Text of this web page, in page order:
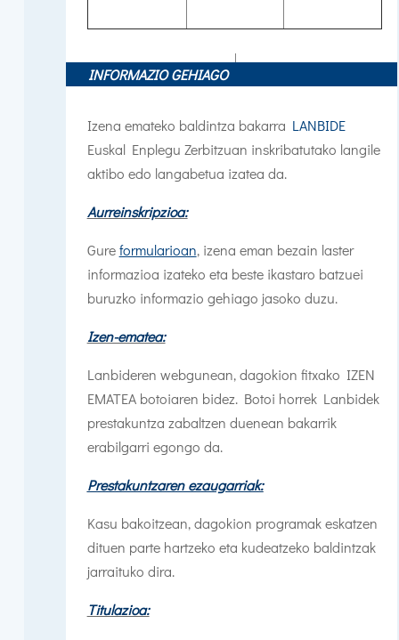
INFORMAZIO GEHIAGO
Izena emateko baldintza bakarra LANBIDE
Euskal Enplegu Zerbitzuan inskribatutako langile
aktibo edo langabetua izatea da.
Aurreinskripzioa:
Gureformularioan, izena eman bezain laster
informazioa izateko eta beste ikastaro batzuei
buruzko informazio gehiago jasoko duzu.
Izen-ematea:
Lanbideren webgunean, dagokion fitxako IZEN
EMATEA botoiaren bidez. Botoi horrek Lanbidek
prestakuntza zabaltzen duenean bakarrik
erabilgarri egongo da.
Prestakuntzaren ezaugarriak:
Kasu bakoitzean, dagokion programak eskatzen
dituen parte hartzeko eta kudeatzeko baldintzak
jarraituko dira.
Titulazioa: